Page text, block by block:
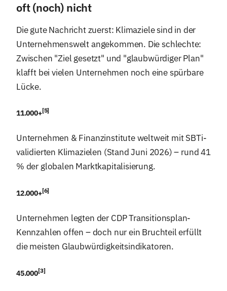
oft (noch) nicht
Die gute Nachricht zuerst: Klimaziele sind in der
Unternehmenswelt angekommen. Die schlechte:
Zwischen "Ziel gesetzt" und "glaubwürdiger Plan"
klafft bei vielen Unternehmen noch eine spürbare
Lücke.
11.000+[5]
Unternehmen & Finanzinstitute weltweit mit SBTi-
validierten Klimazielen (Stand Juni 2026) – rund 41
% der globalen Marktkapitalisierung.
12.000+[6]
Unternehmen legten der CDP Transitionsplan-
Kennzahlen offen – doch nur ein Bruchteil erfüllt
die meisten Glaubwürdigkeitsindikatoren.
45.000[3]